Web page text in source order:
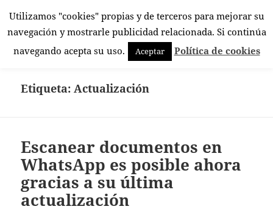
El Rincón Androide
MENÚ
Y
Etiqueta:Actualización
Escanear documentos en
WhatsApp es posible ahora
gracias a su última
actualización
Utilizamos "cookies" propias y de terceros para mejorar su
navegación y mostrarle publicidad relacionada. Si continúa
navegando acepta su uso.
Aceptar Política de cookies